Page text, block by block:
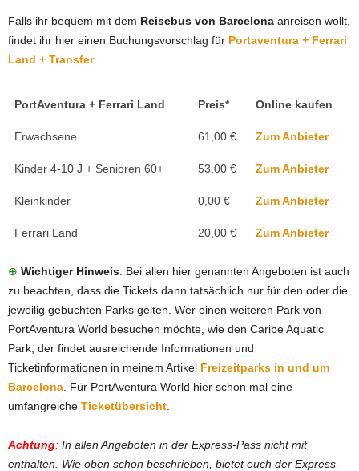
Falls ihr bequem mit dem Reisebus von Barcelona anreisen wollt,
findet ihr hier einen Buchungsvorschlag für Portaventura + Ferrari
Land + Transfer.
PortAventura + Ferrari Land Preis* Online kaufen
Erwachsene 61,00 € Zum Anbieter
Kinder 4-10 J + Senioren 60+ 53,00 € Zum Anbieter
Kleinkinder 0,00 € Zum Anbieter
Ferrari Land 20,00 € Zum Anbieter
⊕ Wichtiger Hinweis: Bei allen hier genannten Angeboten ist auch
zu beachten, dass die Tickets dann tatsächlich nur für den oder die
jeweilig gebuchten Parks gelten. Wer einen weiteren Park von
PortAventura World besuchen möchte, wie den Caribe Aquatic
Park, der findet ausreichende Informationen und
Ticketinformationen in meinem Artikel Freizeitparks in und um
Barcelona . Für PortAventura World hier schon mal eine
umfangreiche Ticketübersicht
Achtung: In allen Angeboten in der Express-Pass nicht mit
enthalten. Wie oben schon beschrieben, bietet euch der Express-